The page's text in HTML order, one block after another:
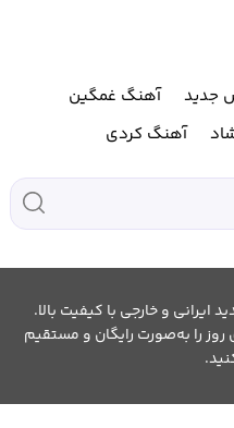
جدید
آهنگ غمگین
آهنگ کردی
و خارجی با کیفیت بالا.
را به‌صورت رایگان و مستقیم